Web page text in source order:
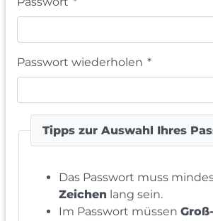
Passwort wiederholen *
Tipps zur Auswahl Ihres
Das Passwort muss
Zeichen lang sein.
Im Passwort müssen